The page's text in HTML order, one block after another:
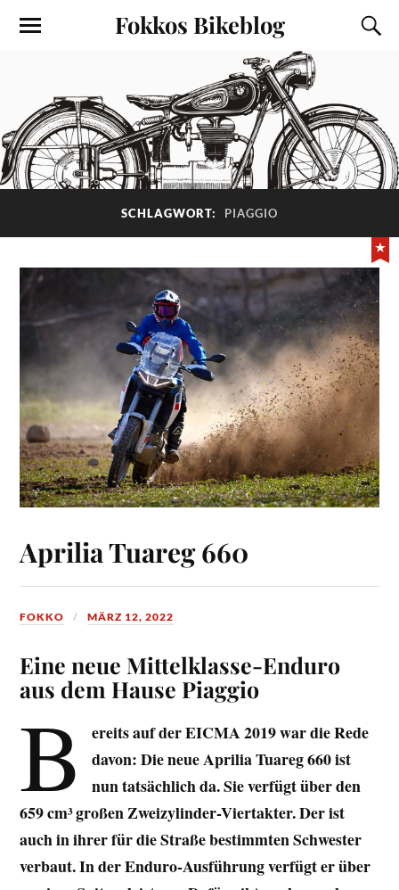
Fokkos Bikeblog
SCHLAGWORT: PIAGGIO
Aprilia Tuareg 660
FOKKO MÄRZ 12, 2022
Eine neue Mittelklasse-Enduro
aus dem Hause Piaggio
B
ereits auf der EICMA 2019 war die Rede
davon: Die neue Aprilia Tuareg 660 ist
nun tatsächlich da. Sie verfügt über den
659 cm³ großen Zweizylinder-Viertakter. Der ist
auch in ihrer für die Straße bestimmten Schwester
verbaut. In der Enduro-Ausführung verfügt er über